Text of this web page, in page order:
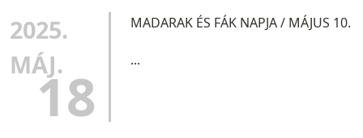
2025.
MÁJ.18
MADARAK ÉS FÁK NAPJA / MÁJUS 10.
...